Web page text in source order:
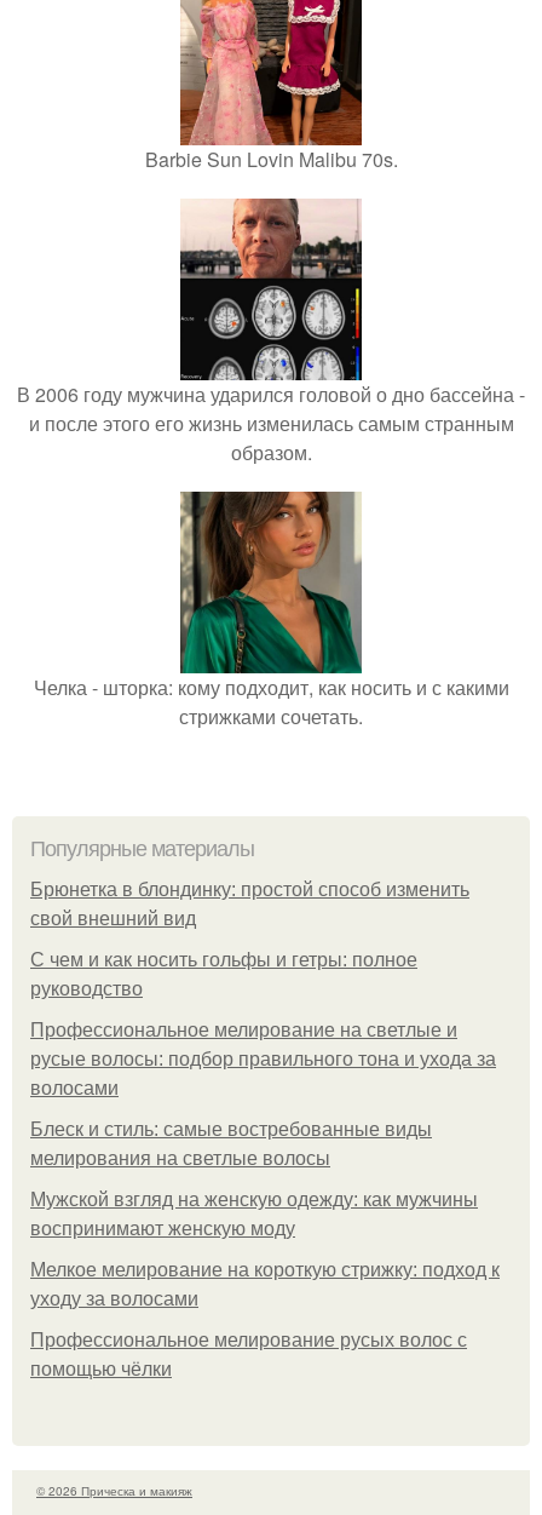
Barbie Sun Lovin Malibu 70s.
В 2006 году мужчина ударился головой о дно бассейна -
и после этого его жизнь изменилась самым странным
образом.
Челка - шторка: кому подходит, как носить и с какими
стрижками сочетать.
Популярные материалы
Брюнетка в блондинку: простой способ изменить
свой внешний вид
С чем и как носить гольфы и гетры: полное
руководство
Профессиональное мелирование на светлые и
русые волосы: подбор правильного тона и ухода за
волосами
Блеск и стиль: самые востребованные виды
мелирования на светлые волосы
Мужской взгляд на женскую одежду: как мужчины
воспринимают женскую моду
Мелкое мелирование на короткую стрижку: подход к
уходу за волосами
Профессиональное мелирование русых волос с
помощью чёлки
© 2026 Прическа и макияж